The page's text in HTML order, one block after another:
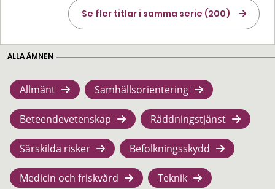
Se fler titlar i samma serie (200)
ALLA ÄMNEN
Allmänt Samhällsorientering
Beteendevetenskap Räddningstjänst
Särskilda risker Befolkningsskydd
Medicin och friskvård Teknik